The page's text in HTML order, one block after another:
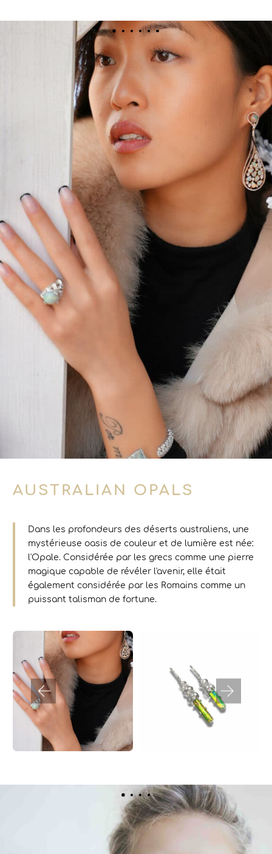
AUSTRALIAN OPALS
Dans les profondeurs des déserts australiens, une
mystérieuse oasis de couleur et de lumière est née:
l'Opale. Considérée par les grecs comme une pierre
magique capable de révéler l'avenir, elle était
également considérée par les Romains comme un
puissant talisman de fortune.
Haute-Joaillerie